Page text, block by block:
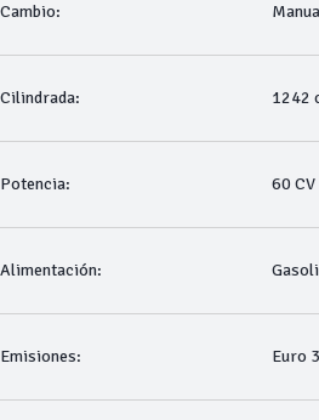
Cambio:
Cilindrada: 1242
Potencia: 60 CV
Alimentación:
Emisiones: Euro 3